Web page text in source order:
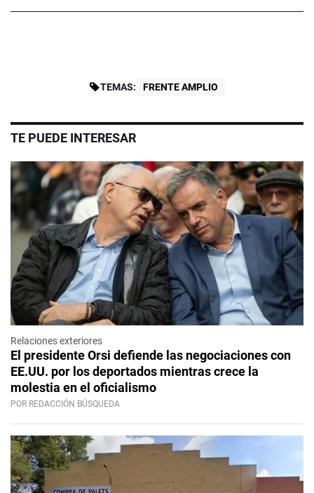
TEMAS: FRENTE AMPLIO
TE PUEDE INTERESAR
Relaciones exteriores
El presidente Orsi defiende las negociaciones con
EE.UU. por los deportados mientras crece la
molestia en el oficialismo
POR REDACCIÓN BÚSQUEDA